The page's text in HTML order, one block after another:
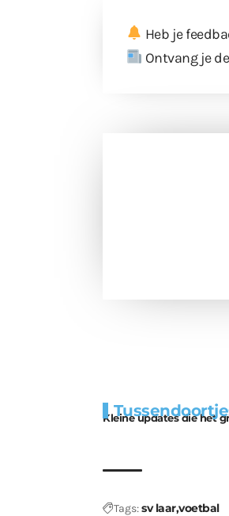
Heb je
Ontvang je
Kleine updates die het
bouwmateriaal
kabouters
Tags:sv laarvoetbal